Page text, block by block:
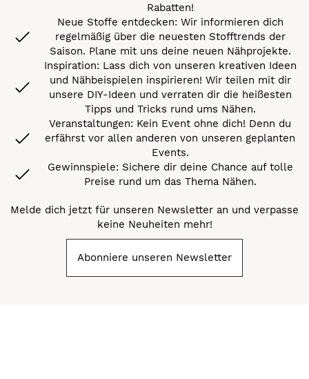
Rabatten!
Neue Stoffe entdecken: Wir informieren dich
regelmäßig über die neuesten Stofftrends der
Saison. Plane mit uns deine neuen Nähprojekte.
Inspiration: Lass dich von unseren kreativen Ideen
und Nähbeispielen inspirieren! Wir teilen mit dir
unsere DIY-Ideen und verraten dir die heißesten
Tipps und Tricks rund ums Nähen.
Veranstaltungen: Kein Event ohne dich! Denn du
erfährst vor allen anderen von unseren geplanten
Events.
Gewinnspiele: Sichere dir deine Chance auf tolle
Preise rund um das Thema Nähen.
Melde dich jetzt für unseren Newsletter an und verpasse
keine Neuheiten mehr!
Abonniere unseren Newsletter